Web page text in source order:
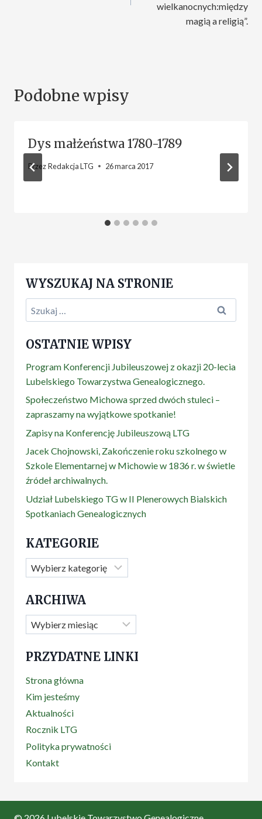
wielkanocnych:między
magią a religią”.
Podobne wpisy
Dys małżeństwa 1780-1789
PrzezRedakcja LTG 26 marca 2017
WYSZUKAJ NA STRONIE
Szukaj:
OSTATNIE WPISY
Program Konferencji Jubileuszowej z okazji 20-lecia
Lubelskiego Towarzystwa Genealogicznego.
Społeczeństwo Michowa sprzed dwóch stuleci –
zapraszamy na wyjątkowe spotkanie!
Zapisy na Konferencję Jubileuszową LTG
Jacek Chojnowski, Zakończenie roku szkolnego w
Szkole Elementarnej w Michowie w 1836 r. w świetle
źródeł archiwalnych.
Udział Lubelskiego TG w II Plenerowych Bialskich
Spotkaniach Genealogicznych
KATEGORIE
Kategorie
ARCHIWA
Archiwa
PRZYDATNE LINKI
Strona główna
Kim jesteśmy
Aktualności
Rocznik LTG
Polityka prywatności
Kontakt